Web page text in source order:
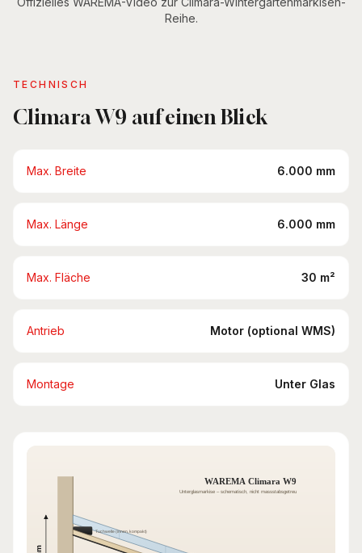
Mit Ton ansehen
Reihe.
TECHNISCH
Climara W9 auf einen Blick
Max. Breite 6.000 mm
Max. Länge 6.000 mm
Max. Fläche 30 m²
Antrieb Motor (optional WMS)
Montage Unter Glas